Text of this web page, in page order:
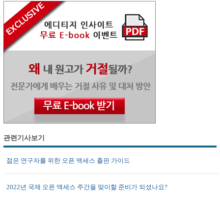
관련기사보기
젊은 연구자를 위한 오픈 액세스 출판 가이드
2022년 국제 오픈 액세스 주간을 맞이할 준비가 되셨나요?